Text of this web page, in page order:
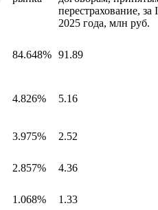
перестрахование, за
2025 года, млн руб.
84.648% 91.89
4.826% 5.16
3.975% 2.52
2.857% 4.36
1.068% 1.33